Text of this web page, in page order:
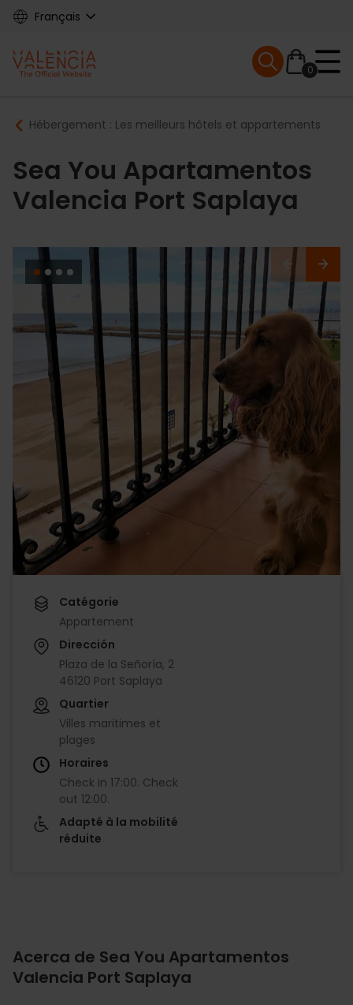
Skip
content
Français
Main
navigation
0
Mobile menu
Breadcrumb
Hébergement : Les meilleurs hôtels et appartements
Sea You Apartamentos
Valencia Port Saplaya
Catégorie
Appartement
Dirección
Plaza de la Señoría, 2
46120 Port Saplaya
Quartier
Villes maritimes et
plages
Horaires
Check in 17:00. Check
out 12:00.
Adapté à la mobilité
réduite
Acerca de Sea You Apartamentos
Valencia Port Saplaya